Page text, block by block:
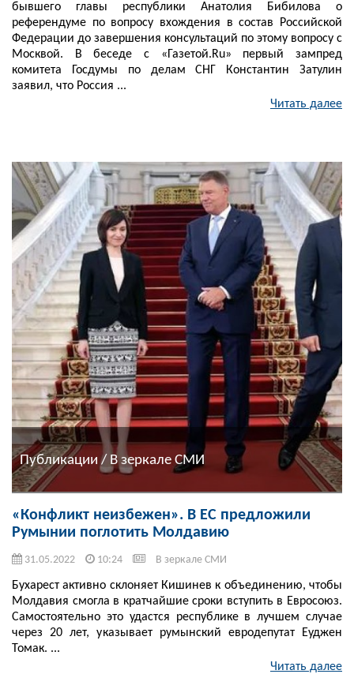
бывшего главы республики Анатолия Бибилова о
референдуме по вопросу вхождения в состав Российской
Федерации до завершения консультаций по этому вопросу с
Москвой. В беседе с «Газетой.Ru» первый зампред
комитета Госдумы по делам СНГ Константин Затулин
заявил, что Россия ...
Читать далее
Публикации / В зеркале СМИ
«Конфликт неизбежен». В ЕС предложили
Румынии поглотить Молдавию
31.05.2022 10:24 В зеркале СМИ
Бухарест активно склоняет Кишинев к объединению, чтобы
Молдавия смогла в кратчайшие сроки вступить в Евросоюз.
Самостоятельно это удастся республике в лучшем случае
через 20 лет, указывает румынский евродепутат Еуджен
Томак. ...
Читать далее